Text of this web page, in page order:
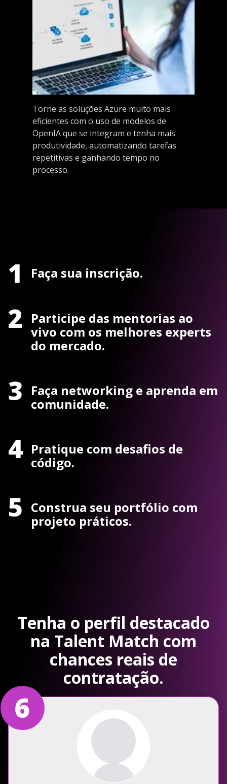
Torne as soluções Azure muito mais
eficientes com o uso de modelos de
OpenIA que se integram e tenha mais
produtividade, automatizando tarefas
repetitivas e ganhando tempo no
processo.
1 Faça sua inscrição.
2
Participe das mentorias ao
vivo com os melhores experts
do mercado.
3
Faça networking e aprenda em
comunidade.
4 Pratique com desafios de
código.
5 Construa seu portfólio com
projeto práticos.
Tenha o perfil destacado
na Talent Match com
chances reais de
contratação.